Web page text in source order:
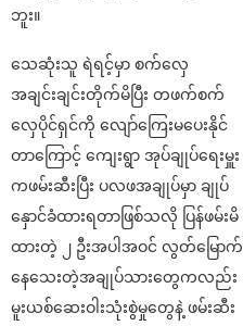
ဘူး။
သေဆုံးသူ ရဲရင့်မှာ စက်လှေ
အချင်းချင်းတိုက်မိပြီး တဖက်စက်
လှေပိုင်ရှင်ကို လျော်ကြေးမပေးနိုင်
တာကြောင့် ကျေးရွာ အုပ်ချုပ်ရေးမှူး
ကဖမ်းဆီးပြီး ပလဖအချုပ်မှာ ချုပ်
နှောင်ခံထားရတာဖြစ်သလို ပြန်ဖမ်းမိ
ထားတဲ့ ၂ ဦးအပါအဝင် လွတ်မြောက်
နေသေးတဲ့အချုပ်သားတွေကလည်း
မူးယစ်ဆေးဝါးသုံးစွဲမှုတွေနဲ့ ဖမ်းဆီး